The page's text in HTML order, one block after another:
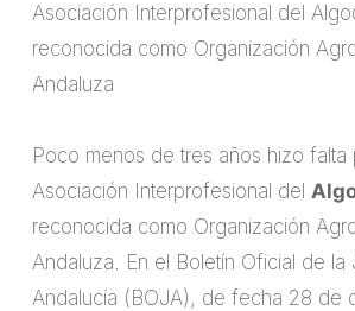
Asociación Interprofesional del
reconocida como Organización
Andaluza
Poco menos de tres años hizo falta
Asociación Interprofesional del
reconocida como Organización
Andaluza. En el Boletín Oficial de la
Andalucía (BOJA), de fecha 28 de